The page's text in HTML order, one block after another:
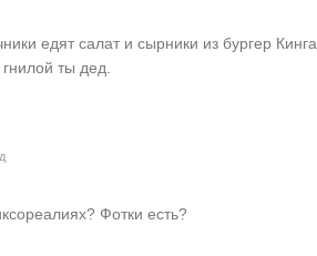
едят салат и сырники из бургер Кинга,
ты дед.
Фотки есть?